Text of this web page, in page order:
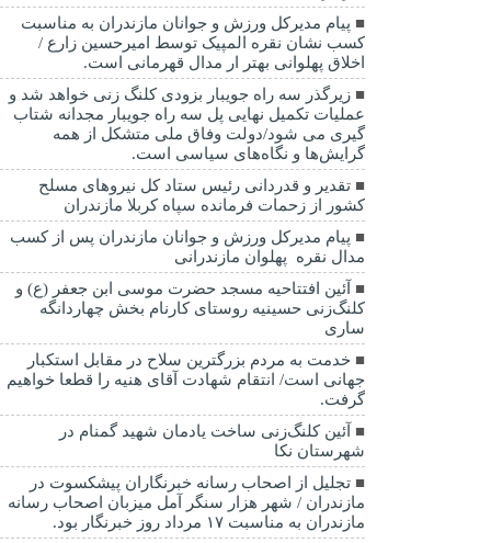
پیام مدیرکل ورزش و جوانان مازندران به مناسبت
کسب نشان نقره المپیک توسط امیرحسین زارع /
اخلاق پهلوانی بهتر ار مدال قهرمانی است.
زیرگذر سه راه جویبار بزودی کلنگ زنی خواهد شد و
عملیات تکمیل نهایی پل سه راه جویبار مجدانه شتاب
گیری می شود/دولت وفاق ملی متشکل از همه
گرایش‌ها و نگاه‌های سیاسی است.
تقدیر و قدردانی رئیس ستاد کل نیرو‌های مسلح
کشور از زحمات فرمانده سپاه کربلا مازندران
پیام مدیرکل ورزش و جوانان مازندران پس از کسب
مدال نقره پهلوان مازندرانی
آئین افتتاحیه مسجد حضرت موسی ابن جعفر (ع) و
کلنگ‌زنی حسینیه روستای کارنام بخش چهاردانگه
ساری
خدمت به مردم بزرگترین سلاح در مقابل استکبار
جهانی است/ انتقام شهادت آقای هنیه را قطعا خواهیم
گرفت.
آئین کلنگ‌زنی ساخت یادمان شهید گمنام در
شهرستان نکا
تجلیل از اصحاب رسانه خبرنگاران پیشکسوت در
مازندران / شهر هزار سنگر آمل میزبان اصحاب رسانه
مازندران به مناسبت ۱۷ مرداد روز خبرنگار بود.